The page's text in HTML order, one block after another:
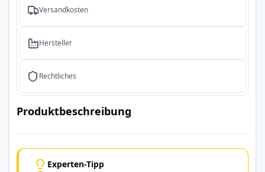
Versandkosten
Hersteller
Rechtliches
Produktbeschreibung
Experten-Tipp